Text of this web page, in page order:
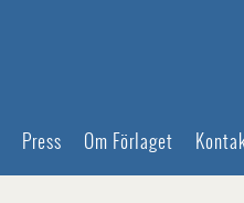
Press Om Förlaget